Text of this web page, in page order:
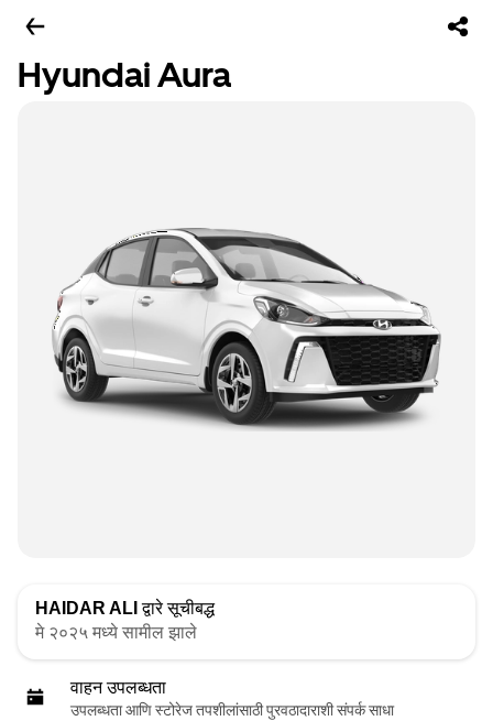
Hyundai Aura
HAIDAR ALI द्वारे सूचीबद्ध
मे २०२५ मध्ये सामील झाले
वाहन उपलब्धता
उपलब्धता आणि स्टोरेज तपशीलांसाठी पुरवठादाराशी संपर्क साधा